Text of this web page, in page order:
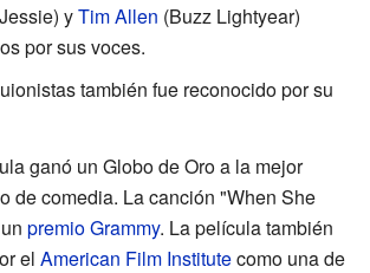
yTim Allen (Buzz Lightyear)
por sus voces.
también fue reconocido por su
ganó un Globo de Oro a la mejor
de comedia. La canción "When She
premio Grammy. La película también
el American Film Institutecomo una de